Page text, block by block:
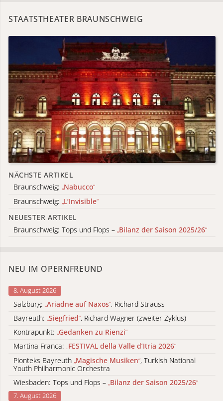
STAATSTHEATER BRAUNSCHWEIG
NÄCHSTE ARTIKEL
Braunschweig: „Nabucco“
Braunschweig: „L’Invisible“
NEUESTER ARTIKEL
Braunschweig: Tops und Flops – „Bilanz der Saison 2025/26“
NEU IM OPERNFREUND
8. August 2026
Salzburg: „Ariadne auf Naxos“, Richard Strauss
Bayreuth: „Siegfried“, Richard Wagner (zweiter Zyklus)
Kontrapunkt: „Gedanken zu Rienzi“
Martina Franca: „FESTIVAL della Valle d’Itria 2026“
Pionteks Bayreuth „Magische Musiken“, Turkish National
Youth Philharmonic Orchestra
Wiesbaden: Tops und Flops – „Bilanz der Saison 2025/26“
7. August 2026